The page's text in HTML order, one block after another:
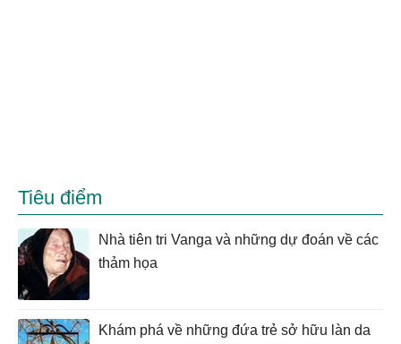
Tiêu điểm
Nhà tiên tri Vanga và những dự đoán về các
thảm họa
Khám phá về những đứa trẻ sở hữu làn da